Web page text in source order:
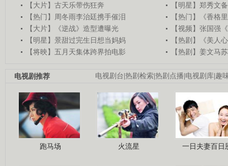
【大片】古天乐带伤狂奔
【明星】郑秀文
【热门】周冬雨李治廷携手催泪
【热门】《香格
【大片】《逆战》造型遭曝光
【视频】张国强
【明星】景甜过完生日想当妈妈
【热剧】《美人
【将映】五月天集体跨界拍电影
【热剧】姜文马
电视剧台|热剧检索|热剧点播|电视剧库|趣
电视剧推荐
跑马场 火流星 一日夫妻百日